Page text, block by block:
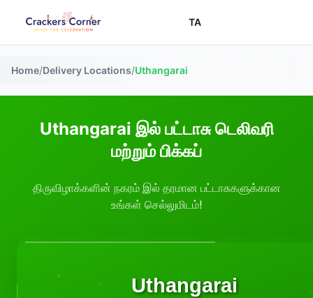
TA
Home/Delivery Locations/Uthangarai
Uthangarai இல் பட்டாசு டெலிவரி
மற்றும் பிக்கப்
திருவிழாக்களின் நகரம் இல் தரமான பட்டாசுகளுக்கான
உங்கள் செல்லுமிடம்!
Uthangarai